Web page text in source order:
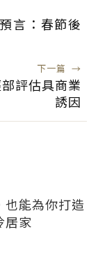
言：春節後
下一篇 →
評估具商業
誘因
能為你打造
居家